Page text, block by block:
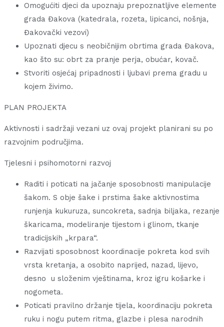
Omogućiti djeci da upoznaju prepoznatljive elemente
grada Đakova (katedrala, rozeta, lipicanci, nošnja,
Đakovački vezovi)
Upoznati djecu s neobičnijim obrtima grada Đakova,
kao što su: obrt za pranje perja, obućar, kovač.
Stvoriti osjećaj pripadnosti i ljubavi prema gradu u
kojem živimo.
PLAN PROJEKTA
Aktivnosti i sadržaji vezani uz ovaj projekt planirani su po
razvojnim područjima.
Tjelesni i psihomotorni razvoj
Raditi i poticati na jačanje sposobnosti manipulacije
šakom. S obje šake i prstima šake aktivnostima
runjenja kukuruza, suncokreta, sadnja biljaka, rezanje
škaricama, modeliranje tijestom i glinom, tkanje
tradicijskih „krpara“.
Razvijati sposobnost koordinacije pokreta kod svih
vrsta kretanja, a osobito naprijed, nazad, lijevo,
desno u složenim vještinama, kroz igru košarke i
nogometa.
Poticati pravilno držanje tijela, koordinaciju pokreta
ruku i nogu putem ritma, glazbe i plesa narodnih